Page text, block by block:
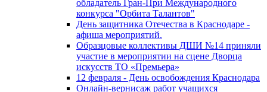
обладатель Гран-При Международного
конкурса "Орбита Талантов"
День защитника Отечества в Краснодаре -
афиша мероприятий.
Образцовые коллективы ДШИ №14 приняли
участие в мероприятии на сцене Дворца
искусств ТО «Премьера»
12 февраля - День освобождения Краснодара
Онлайн-вернисаж работ учащихся